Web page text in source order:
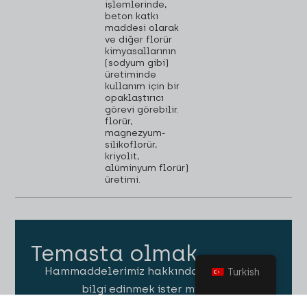
işlemlerinde,
beton katkı
maddesi olarak
ve diğer florür
kimyasallarının
(sodyum gibi)
üretiminde
kullanım için bir
opaklaştırıcı
görevi görebilir.
florür,
magnezyum-
silikoflorür,
kriyolit,
alüminyum florür)
üretimi.
Temasta olmak
Hammaddelerimiz hakkında daha fazla
bilgi edinmek ister misiniz?
Turkish